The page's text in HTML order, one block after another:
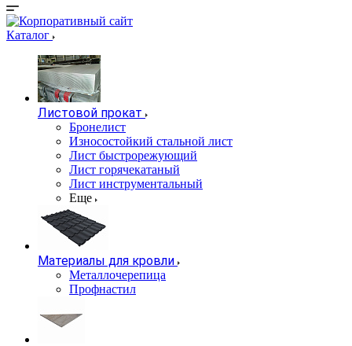
Каталог
Листовой прокат
Бронелист
Износостойкий стальной лист
Лист быстрорежующий
Лист горячекатаный
Лист инструментальный
Еще
Материалы для кровли
Металлочерепица
Профнастил